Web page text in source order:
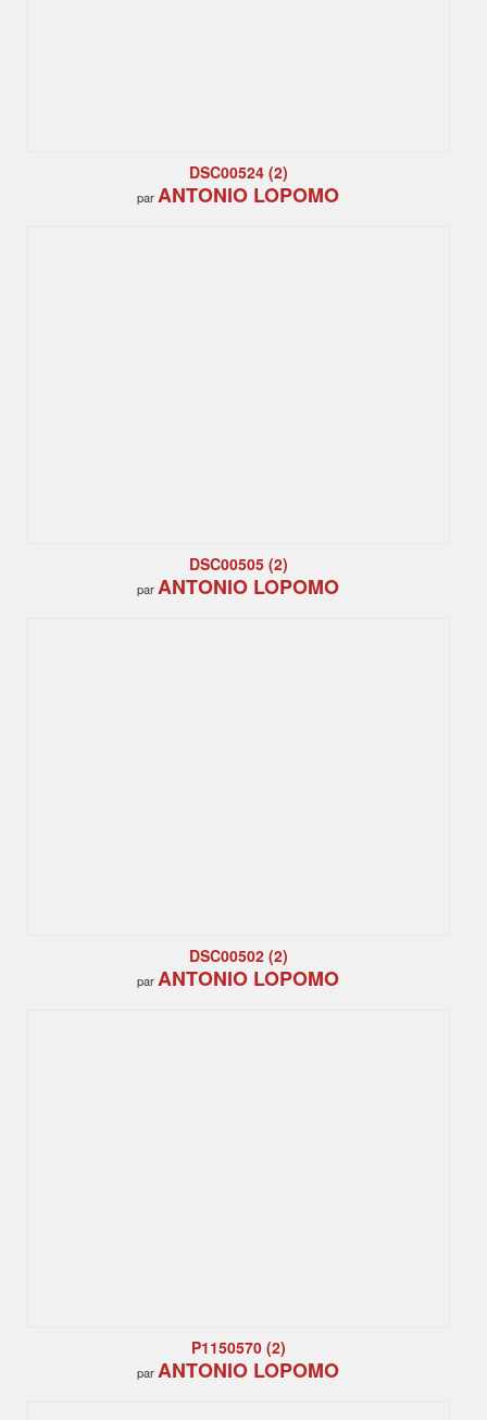
DSC00524 (2)
parANTONIO LOPOMO
DSC00505 (2)
parANTONIO LOPOMO
DSC00502 (2)
parANTONIO LOPOMO
P1150570 (2)
parANTONIO LOPOMO